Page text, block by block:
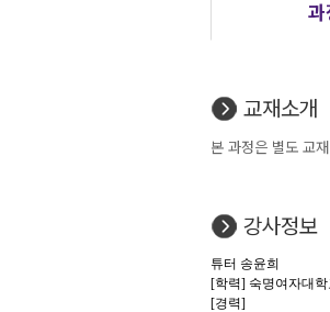
과
교재소개
본 과정은 별도 교
강사정보
튜터 송윤희
[학력] 숙명여자대
[경력]